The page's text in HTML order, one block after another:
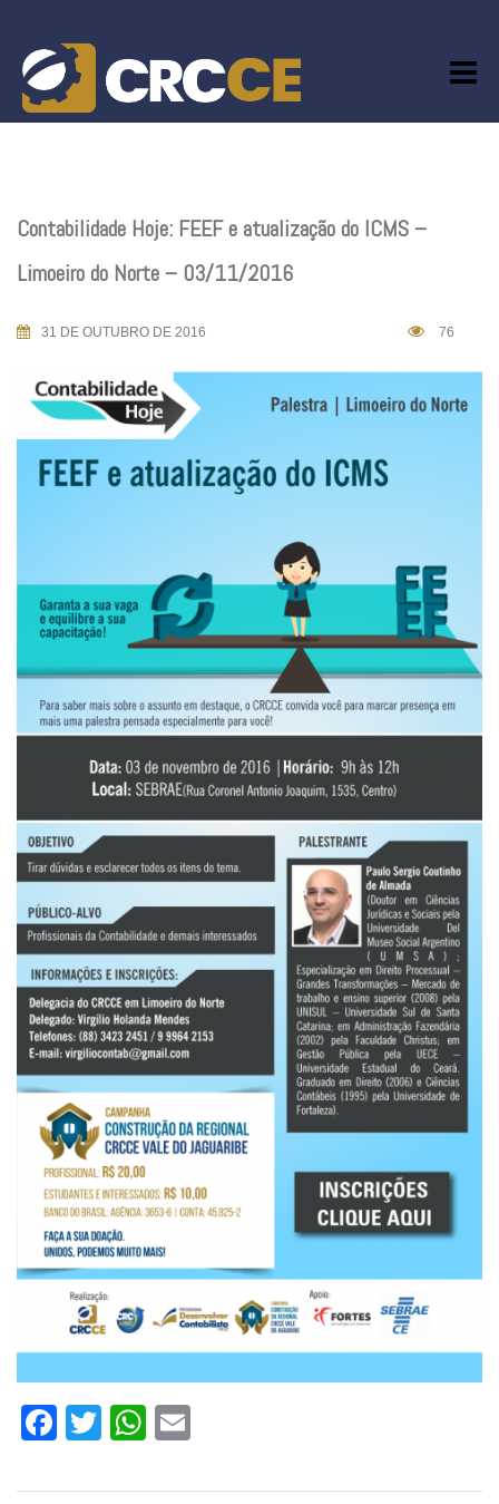
content
Contabilidade Hoje: FEEF e atualização do ICMS –
Limoeiro do Norte – 03/11/2016
31 DE OUTUBRO DE 2016 76
Facebook
TwitterWhatsApp